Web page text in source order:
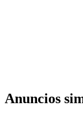
Anuncios